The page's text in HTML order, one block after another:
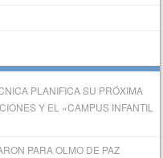
PLANIFICA SU PRÓXIMA
Y EL «CAMPUS INFANTIL
PARA OLMO DE PAZ